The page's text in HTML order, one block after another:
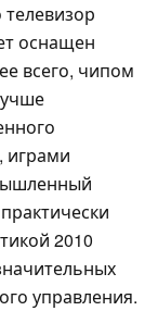
оснащен
всего, чипом
играми
2010
управления.